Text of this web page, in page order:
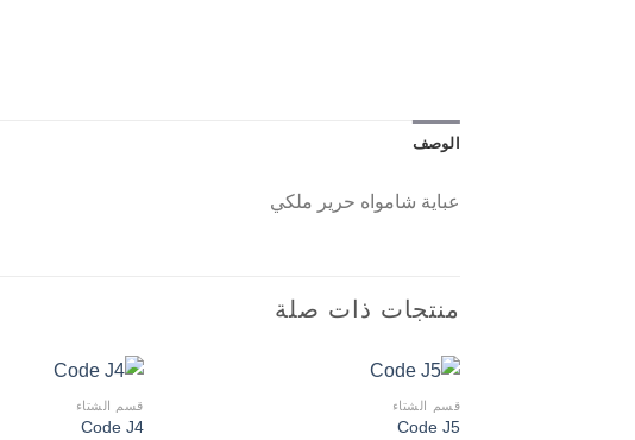
الوصف
عباية شامواه حرير ملكي
منتجات ذات صلة
قسم الشتاء
Code J5
قسم الشتاء
Code J4